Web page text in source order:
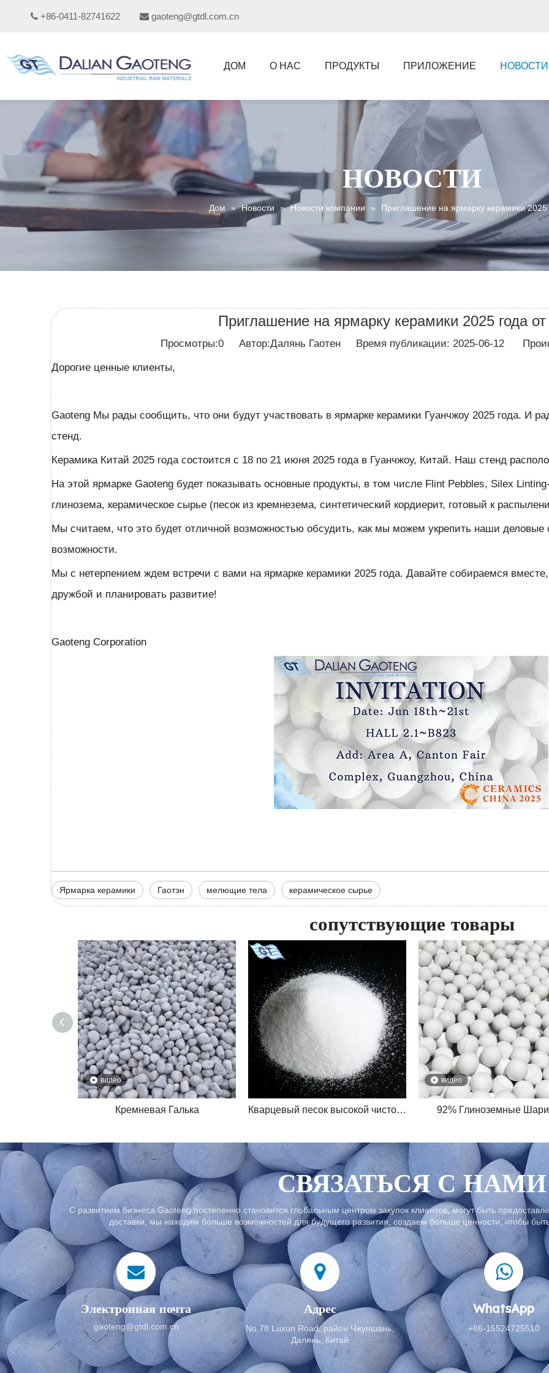
 +86-0411-82741622  gaoteng@gtdl.com.cn
ДОМ О НАС ПРОДУКТЫ ПРИЛОЖЕНИЕ НОВОСТИ
НОВОСТИ
Дом » Новости » Новости компании » Приглашение на ярмарку керамики 2025
Приглашение на ярмарку керамики 2025 года
Просмотры:0 Автор:Далянь Гаотен Время публикации: 2025-06-12
Дорогие ценные клиенты,
Gaoteng Мы рады сообщить, что они будут участвовать в ярмарке керамики Гуанчжоу 2025 года. И
стенд.
Керамика Китай 2025 года состоится с 18 по 21 июня 2025 года в Гуанчжоу, Китай. Наш стенд
На этой ярмарке Gaoteng будет показывать основные продукты, в том числе Flint Pebbles, Silex
глинозема, керамическое сырье (песок из кремнезема, синтетический кордиерит, готовый к
Мы считаем, что это будет отличной возможностью обсудить, как мы можем укрепить наши
возможности.
Мы с нетерпением ждем встречи с вами на ярмарке керамики 2025 года. Давайте собираемся
дружбой и планировать развитие!
Gaoteng Corporation
Ярмарка керамики Гаотэн мелющие тела керамическое сырье
сопутствующие товары
видео
Кремневая Галька Кварцевый песок высокой чистоты
видео
92% Глиноземные
СВЯЗАТЬСЯ С НАМИ
С развитием бизнеса Gaoteng постепенно становится глобальным центром закупок клиентов, могут быть
доставки, мы находим больше возможностей для будущего развития, создаем больше ценности, чтобы
Электронная почта
gaoteng@gtdl.com.cn
Адрес
No.78 Luxun Road, район Чжуншань,
Далянь, Китай
WhatsApp
+86-15524725510